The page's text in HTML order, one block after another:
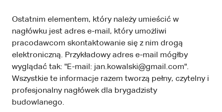
Ostatnim elementem, który należy umieścić w
nagłówku jest adres e-mail, który umożliwi
pracodawcom skontaktowanie się z nim drogą
elektroniczną. Przykładowy adres e-mail mógłby
wyglądać tak: "E-mail: jan.kowalski@gmail.com".
Wszystkie te informacje razem tworzą pełny, czytelny i
profesjonalny nagłówek dla brygadzisty
budowlanego.